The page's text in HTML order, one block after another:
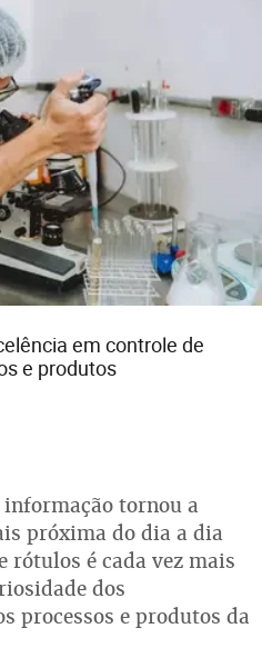
em controle de
e produtos
informação tornou a
próxima do dia a dia
rótulos é cada vez mais
dos
processos e produtos da